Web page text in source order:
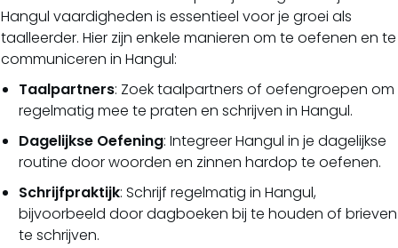
Hangul vaardigheden is essentieel voor je groei als
taalleerder. Hier zijn enkele manieren om te oefenen en te
communiceren in Hangul:
Taalpartners: Zoek taalpartners of oefengroepen om
regelmatig mee te praten en schrijven in Hangul.
Dagelijkse Oefening: Integreer Hangul in je dagelijkse
routine door woorden en zinnen hardop te oefenen.
Schrijfpraktijk: Schrijf regelmatig in Hangul,
bijvoorbeeld door dagboeken bij te houden of brieven
te schrijven.